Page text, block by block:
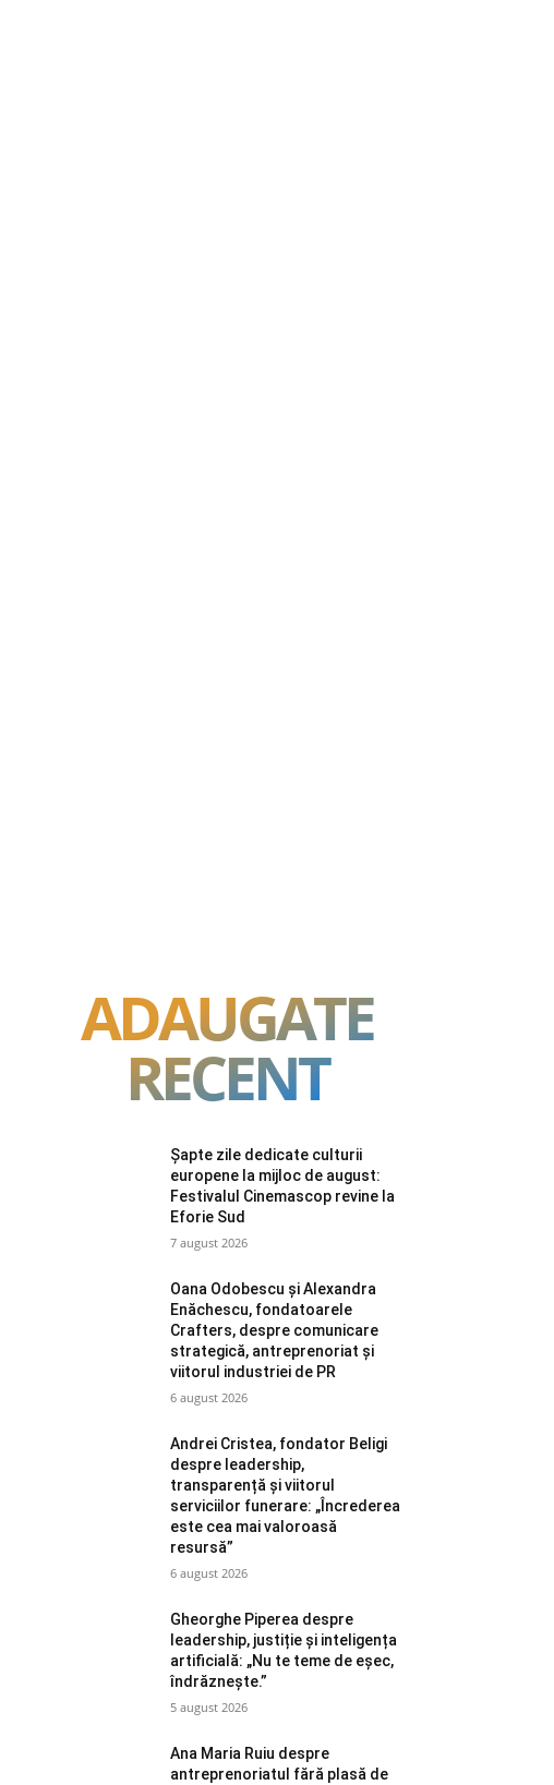
ADAUGATE
RECENT
Șapte zile dedicate culturii
europene la mijloc de august:
Festivalul Cinemascop revine la
Eforie Sud
7 august 2026
Oana Odobescu și Alexandra
Enăchescu, fondatoarele
Crafters, despre comunicare
strategică, antreprenoriat și
viitorul industriei de PR
6 august 2026
Andrei Cristea, fondator Beligi
despre leadership,
transparență și viitorul
serviciilor funerare: „Încrederea
este cea mai valoroasă
resursă”
6 august 2026
Gheorghe Piperea despre
leadership, justiție și inteligența
artificială: „Nu te teme de eșec,
îndrăznește.”
5 august 2026
Ana Maria Ruiu despre
antreprenoriatul fără plasă de